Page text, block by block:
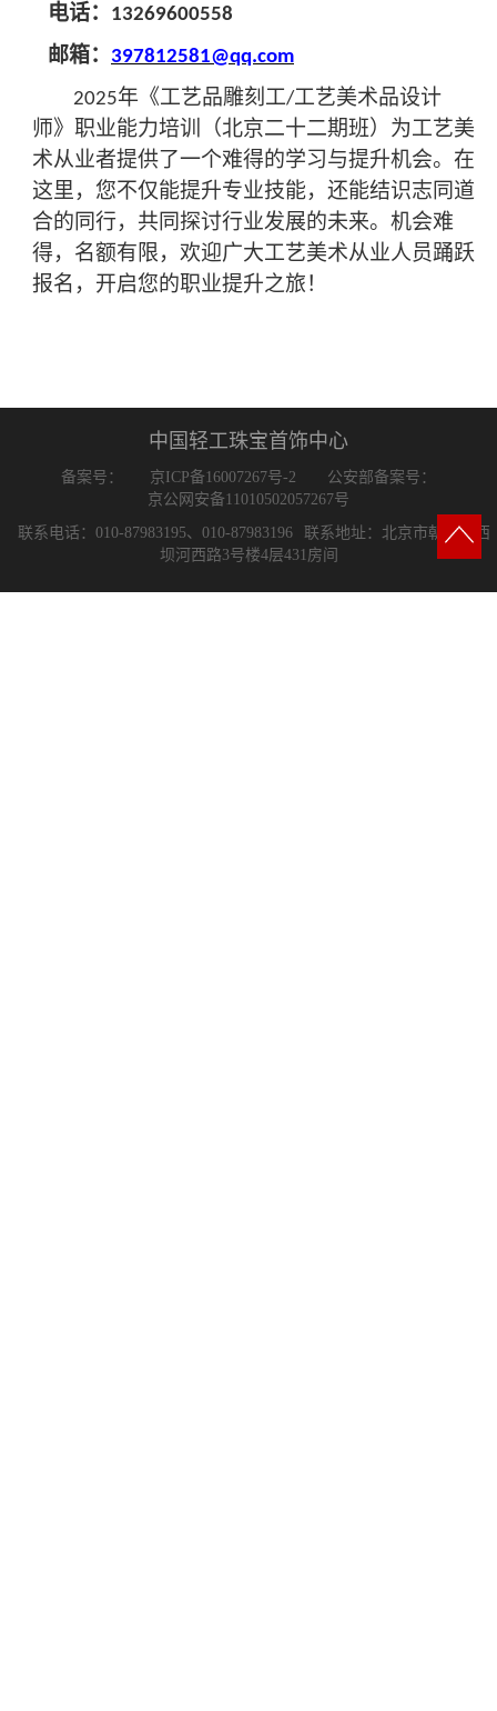
电话：
13269600558
邮箱：
397812581@qq.com
2025年《工艺品雕刻工/工艺美术品设计
师》职业能力培训（北京二十二期班）为工艺美
术从业者提供了一个难得的学习与提升机会。在
这里，您不仅能提升专业技能，还能结识志同道
合的同行，共同探讨行业发展的未来。机会难
得，名额有限，欢迎广大工艺美术从业人员踊跃
报名，开启您的职业提升之旅！
中国轻工珠宝首饰中心
备案号： 京ICP备16007267号-2
公安部备案号：
京公网安备11010502057267号
联系电话：010-87983195、010-87983196
联系地址：北京市朝阳区西
坝河西路3号楼4层431房间